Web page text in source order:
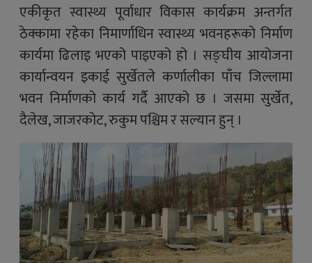
एकीकृत स्वास्थ्य पूर्वाधार विकास कार्यक्रम अन्तर्गत
ठेक्कामा रहेका निमार्णाधिन स्वास्थ्य भवनहरूको निर्माण
कार्यमा ढिलाइ भएको पाइएको हो । सङ्घीय आयोजना
कार्यान्वयन इकाई सुर्खेतले कर्णालीका पाँच जिल्लामा
भवन निर्माणको कार्य गर्दै आएको छ । जसमा सुर्खेत,
दैलेख, जाजरकोट, रुकुम पश्चिम र सल्यान हुन् ।